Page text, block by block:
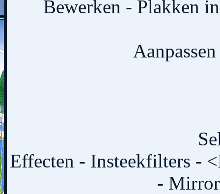
Bewerken - Plakken
Effecten - Insteekfilters -
-